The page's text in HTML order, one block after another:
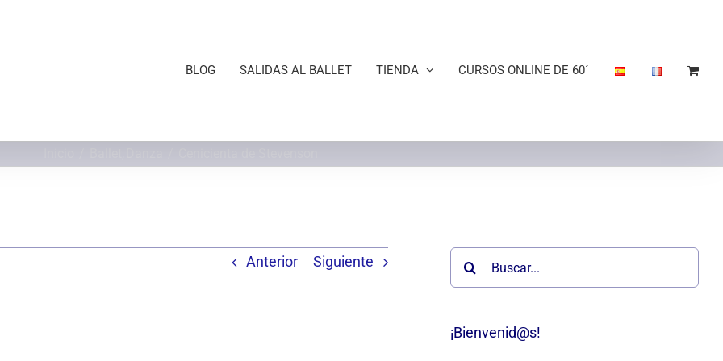
BLOG SALIDAS AL BALLET TIENDA CURSOS ONLINE DE 60´
Anterior Siguiente Buscar:
¡Bienvenid@s!